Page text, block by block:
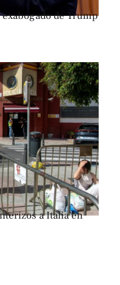
de Trump
a Italia en